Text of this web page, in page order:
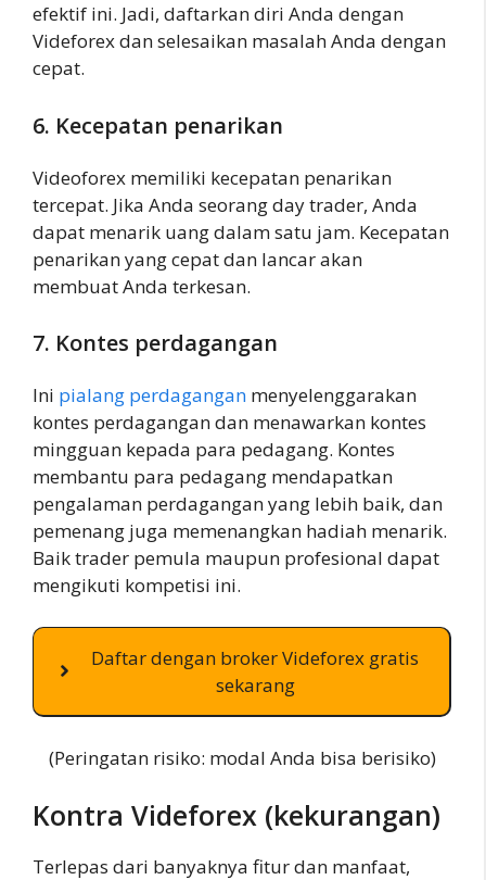
efektif ini. Jadi, daftarkan diri Anda dengan
Videforex dan selesaikan masalah Anda dengan
cepat.
6. Kecepatan penarikan
Videoforex memiliki kecepatan penarikan
tercepat. Jika Anda seorang day trader, Anda
dapat menarik uang dalam satu jam. Kecepatan
penarikan yang cepat dan lancar akan
membuat Anda terkesan.
7. Kontes perdagangan
Ini pialang perdagangan menyelenggarakan
kontes perdagangan dan menawarkan kontes
mingguan kepada para pedagang. Kontes
membantu para pedagang mendapatkan
pengalaman perdagangan yang lebih baik, dan
pemenang juga memenangkan hadiah menarik.
Baik trader pemula maupun profesional dapat
mengikuti kompetisi ini.
Daftar dengan broker Videforex gratis
sekarang
(Peringatan risiko: modal Anda bisa berisiko)
Kontra Videforex (kekurangan)
Terlepas dari banyaknya fitur dan manfaat,